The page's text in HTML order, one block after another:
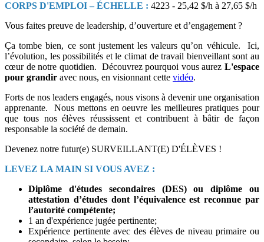
CORPS D'EMPLOI – ÉCHELLE : 4223 - 25,42 $/h à 27,65 $/h
Vous faites preuve de leadership, d’ouverture et d’engagement ?
Ça tombe bien, ce sont justement les valeurs qu’on véhicule. Ici,
l’évolution, les possibilités et le climat de travail bienveillant sont au
cœur de notre quotidien. Découvrez pourquoi vous aurez L'espace
pour grandir avec nous, en visionnant cette vidéo.
Forts de nos leaders engagés, nous visons à devenir une organisation
apprenante. Nous mettons en oeuvre les meilleures pratiques pour
que tous nos élèves réussissent et contribuent à bâtir de façon
responsable la société de demain.
Devenez notre futur(e) SURVEILLANT(E) D'ÉLÈVES !
LEVEZ LA MAIN SI VOUS AVEZ :
Diplôme d'études secondaires (DES) ou diplôme ou
attestation d’études dont l’équivalence est reconnue par
l’autorité compétente;
1 an d'expérience jugée pertinente;
Expérience pertinente avec des élèves de niveau primaire ou